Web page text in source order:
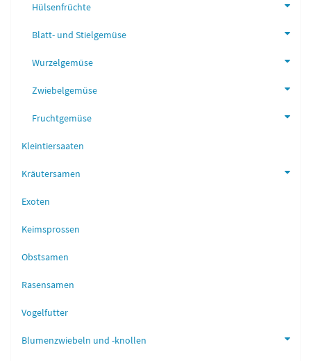
Hülsenfrüchte
Blatt- und Stielgemüse
Wurzelgemüse
Zwiebelgemüse
Fruchtgemüse
Kleintiersaaten
Kräutersamen
Exoten
Keimsprossen
Obstsamen
Rasensamen
Vogelfutter
Blumenzwiebeln und -knollen